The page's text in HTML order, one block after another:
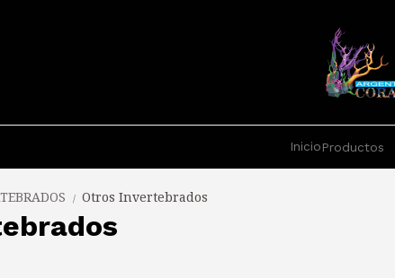
InicioProductos
/ Otros Invertebrados